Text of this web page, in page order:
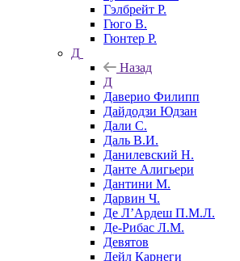
Гэлбрейт Р.
Гюго В.
Гюнтер Р.
Д
Назад
Д
Даверио Филипп
Дайдодзи Юдзан
Дали С.
Даль В.И.
Данилевский Н.
Данте Алигьери
Дантини М.
Дарвин Ч.
Де Л’Ардеш П.М.Л.
Де-Рибас Л.М.
Девятов
Дейл Карнеги